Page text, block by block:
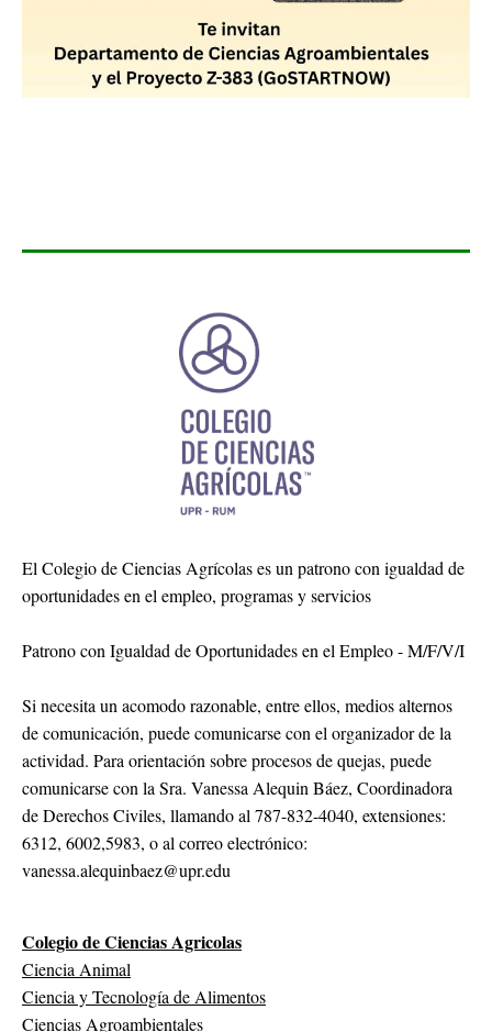
El Colegio de Ciencias Agrícolas es un patrono con igualdad de
oportunidades en el empleo, programas y servicios
Patrono con Igualdad de Oportunidades en el Empleo - M/F/V/I
Si necesita un acomodo razonable, entre ellos, medios alternos
de comunicación, puede comunicarse con el organizador de la
actividad. Para orientación sobre procesos de quejas, puede
comunicarse con la Sra. Vanessa Alequin Báez, Coordinadora
de Derechos Civiles, llamando al 787-832-4040, extensiones:
6312, 6002,5983, o al correo electrónico:
vanessa.alequinbaez@upr.edu
Colegio de Ciencias Agricolas
Ciencia Animal
Ciencia y Tecnología de Alimentos
Ciencias Agroambientales